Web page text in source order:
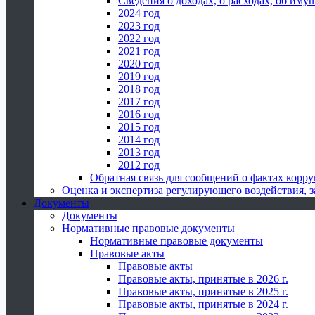
2024 год
2023 год
2022 год
2021 год
2020 год
2019 год
2018 год
2017 год
2016 год
2015 год
2014 год
2013 год
2012 год
Обратная связь для сообщений о фактах
Оценка и экспертиза регулирующего
Документы
Документы
Нормативные правовые документы
Нормативные правовые документы
Правовые акты
Правовые акты
Правовые акты, принятые в 2026 г.
Правовые акты, принятые в 2025 г.
Правовые акты, принятые в 2024 г.